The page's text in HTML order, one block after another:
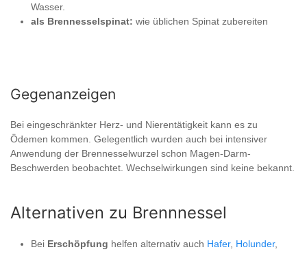
Wasser.
als Brennesselspinat: wie üblichen Spinat zubereiten
Gegenanzeigen
Bei eingeschränkter Herz- und Nierentätigkeit kann es zu
Ödemen kommen. Gelegentlich wurden auch bei intensiver
Anwendung der Brennesselwurzel schon Magen-Darm-
Beschwerden beobachtet. Wechselwirkungen sind keine bekannt.
Alternativen zu Brennnessel
Bei Erschöpfung helfen alternativ auch Hafer, Holunder,